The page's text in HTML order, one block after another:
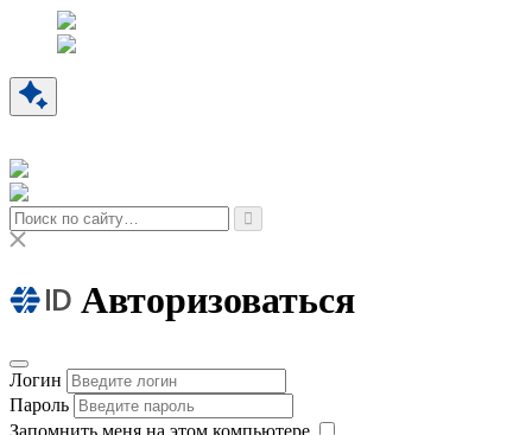
Авторизоваться
Логин
Пароль